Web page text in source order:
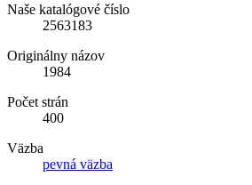
Naše katalógové číslo
2563183
Originálny názov
1984
Počet strán
400
Väzba
pevná väzba